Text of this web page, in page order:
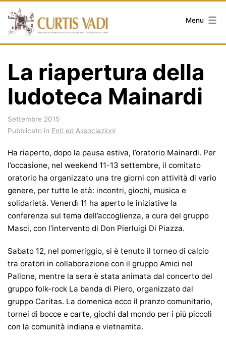
Salta
contenuto
Menu
La riapertura della
ludoteca Mainardi
Settembre 2015
Pubblicato in Enti ed Associazioni
Ha riaperto, dopo la pausa estiva, l’oratorio Mainardi. Per
l’occasione, nel weekend 11-13 settembre, il comitato
oratorio ha organizzato una tre giorni con attività di vario
genere, per tutte le età: incontri, giochi, musica e
solidarietà. Venerdì 11 ha aperto le iniziative la
conferenza sul tema dell’accoglienza, a cura del gruppo
Masci, con l’intervento di Don Pierluigi Di Piazza.
Sabato 12, nel pomeriggio, si è tenuto il torneo di calcio
tra oratori in collaborazione con il gruppo Amici nel
Pallone, mentre la sera è stata animata dal concerto del
gruppo folk-rock La banda di Piero, organizzato dal
gruppo Caritas. La domenica ecco il pranzo comunitario,
tornei di bocce e carte, giochi dal mondo per i più piccoli
con la comunità indiana e vietnamita.